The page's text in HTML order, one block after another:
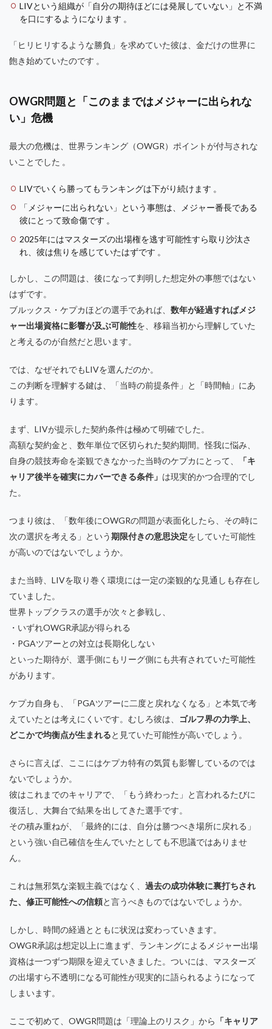
LIVという組織が「自分の期待ほどには発展していない」と不満
を口にするようになります 。
「ヒリヒリするような勝負」を求めていた彼は、金だけの世界に
飽き始めていたのです 。
OWGR問題と「このままではメジャーに出られな
い」危機
最大の危機は、世界ランキング（OWGR）ポイントが付与されな
いことでした 。
LIVでいくら勝ってもランキングは下がり続けます 。
「メジャーに出られない」という事態は、メジャー番長である
彼にとって致命傷です 。
2025年にはマスターズの出場権を逃す可能性すら取り沙汰さ
れ、彼は焦りを感じていたはずです 。
しかし、この問題は、後になって判明した想定外の事態ではない
はずです。
ブルックス・ケプカほどの選手であれば、 数年が経過すればメジ
ャー出場資格に影響が及ぶ可能性を、移籍当初から理解していた
と考えるのが自然だと思います。
では、なぜそれでもLIVを選んだのか。
この判断を理解する鍵は、「当時の前提条件」と「時間軸」にあ
ります。
まず、LIVが提示した契約条件は極めて明確でした。
高額な契約金と、数年単位で区切られた契約期間。怪我に悩み、
自身の競技寿命を楽観できなかった当時のケプカにとって、
「キ
ャリア後半を確実にカバーできる条件」 は現実的かつ合理的でし
た。
つまり彼は、「数年後にOWGRの問題が表面化したら、その時に
次の選択を考える」という期限付きの意思決定をしていた可能性
が高いのではないでしょうか。
また当時、LIVを取り巻く環境には一定の楽観的な見通しも存在し
ていました。
世界トップクラスの選手が次々と参戦し、
・いずれOWGR承認が得られる
・PGAツアーとの対立は長期化しない
といった期待が、選手側にもリーグ側にも共有されていた可能性
があります。
ケプカ自身も、「PGAツアーに二度と戻れなくなる」と本気で考
えていたとは考えにくいです。むしろ彼は、
ゴルフ界の力学上、
どこかで均衡点が生まれると見ていた可能性が高いでしょう。
さらに言えば、ここにはケプカ特有の気質も影響しているのでは
ないでしょうか。
彼はこれまでのキャリアで、「もう終わった」と言われるたびに
復活し、大舞台で結果を出してきた選手です。
その積み重ねが、「最終的には、自分は勝つべき場所に戻れる」
という強い自己確信を生んでいたとしても不思議ではありませ
ん。
これは無邪気な楽観主義ではなく、 過去の成功体験に裏打ちされ
た、修正可能性への信頼と言うべきものではないでしょうか。
しかし、時間の経過とともに状況は変わっていきます。
OWGR承認は想定以上に進まず、ランキングによるメジャー出場
資格は一つずつ期限を迎えていきました。ついには、マスターズ
の出場すら不透明になる可能性が現実的に語られるようになって
しまいます。
ここで初めて、OWGR問題は「理論上のリスク」から 「キャリア